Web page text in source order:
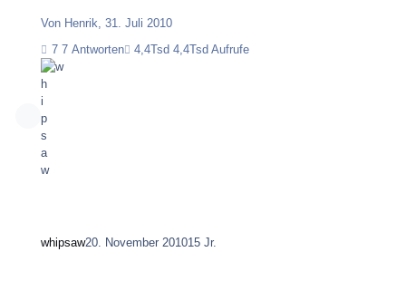
Von Henrik 31. Juli 2010
7 Antworten
4,4Tsd Aufrufe
whipsaw20. November 201015 Jr.